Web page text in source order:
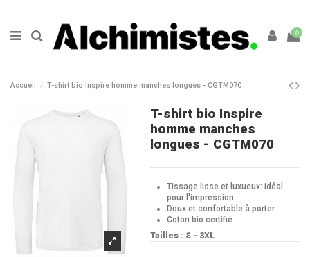
0
Accueil T-shirt bio Inspire homme manches longues - CGTM070
T-shirt bio Inspire
homme manches
longues - CGTM070
Tissage lisse et luxueux: idéal
pour l'impression.
Doux et confortable à porter.
Coton bio certifié.
Tailles : S - 3XL